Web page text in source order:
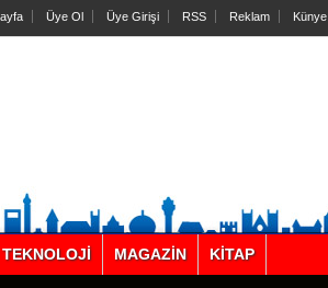
Üye Ol Üye Girişi RSS Reklam Künye
TEKNOLOJİ MAGAZİN KİTAP
Gül Saydam
SEN BENİ UNUTSAN DA